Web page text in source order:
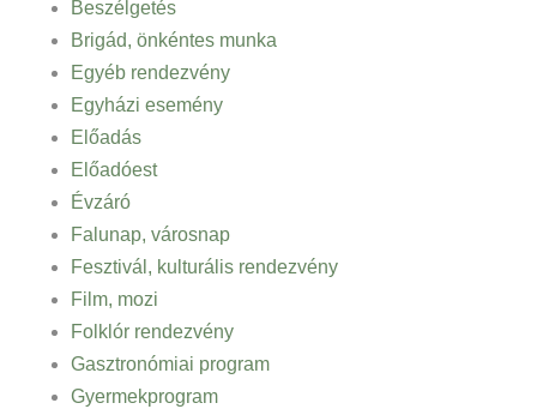
Beszélgetés
Brigád, önkéntes munka
Egyéb rendezvény
Egyházi esemény
Előadás
Előadóest
Évzáró
Falunap, városnap
Fesztivál, kulturális rendezvény
Film, mozi
Folklór rendezvény
Gasztronómiai program
Gyermekprogram